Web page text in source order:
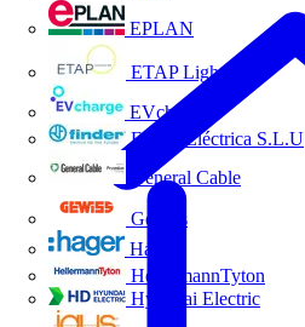
EPLAN
ETAP Lighting
EVcharge
Finder Eléctrica S.L.U
General Cable
Gewiss
Hager
HellermannTyton
Hyundai Electric